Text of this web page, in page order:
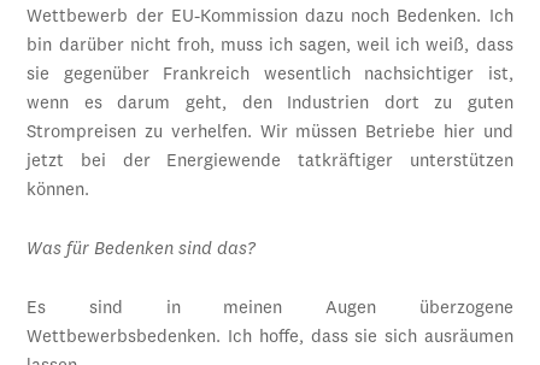
Wettbewerb der EU-Kommission dazu noch Bedenken. Ich
bin darüber nicht froh, muss ich sagen, weil ich weiß, dass
sie gegenüber Frankreich wesentlich nachsichtiger ist,
wenn es darum geht, den Industrien dort zu guten
Strompreisen zu verhelfen. Wir müssen Betriebe hier und
jetzt bei der Energiewende tatkräftiger unterstützen
können.
Was für Bedenken sind das?
Es sind in meinen Augen überzogene
Wettbewerbsbedenken. Ich hoffe, dass sie sich ausräumen